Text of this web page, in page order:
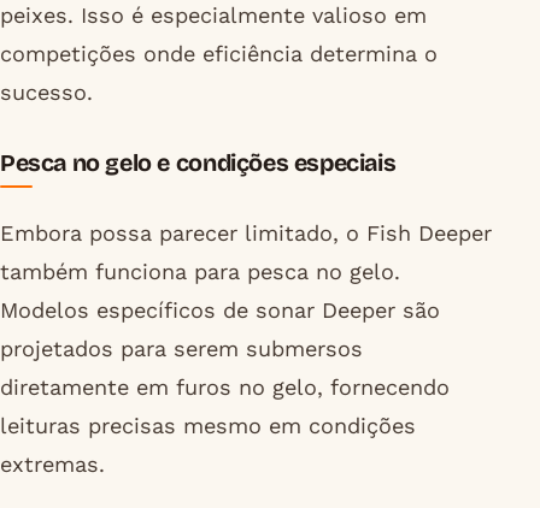
peixes. Isso é especialmente valioso em
competições onde eficiência determina o
sucesso.
Pesca no gelo e condições especiais
Embora possa parecer limitado, o Fish Deeper
também funciona para pesca no gelo.
Modelos específicos de sonar Deeper são
projetados para serem submersos
diretamente em furos no gelo, fornecendo
leituras precisas mesmo em condições
extremas.